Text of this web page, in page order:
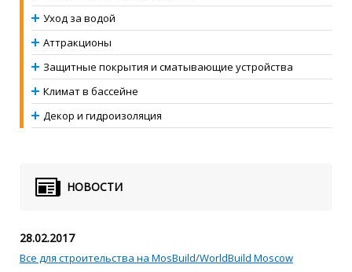
Уход за водой
Аттракционы
Защитные покрытия и сматывающие устройства
Климат в бассейне
Декор и гидроизоляция
НОВОСТИ
28.02.2017
Все для строительства на MosBuild/WorldBuild Moscow